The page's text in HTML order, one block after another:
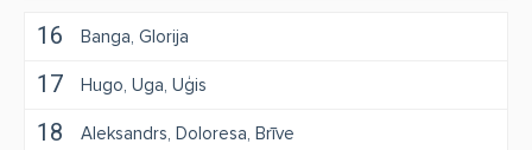
16 Banga Glorija
17 Hugo Uga Uģis
18 Aleksandrs Doloresa Brīve